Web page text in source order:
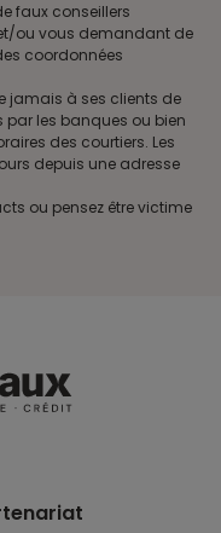
faux conseillers
ou vous demandant de
coordonnées
jamais à ses clients de
par les banques ou bien
des courtiers. Les
depuis une adresse
ou pensez être victime